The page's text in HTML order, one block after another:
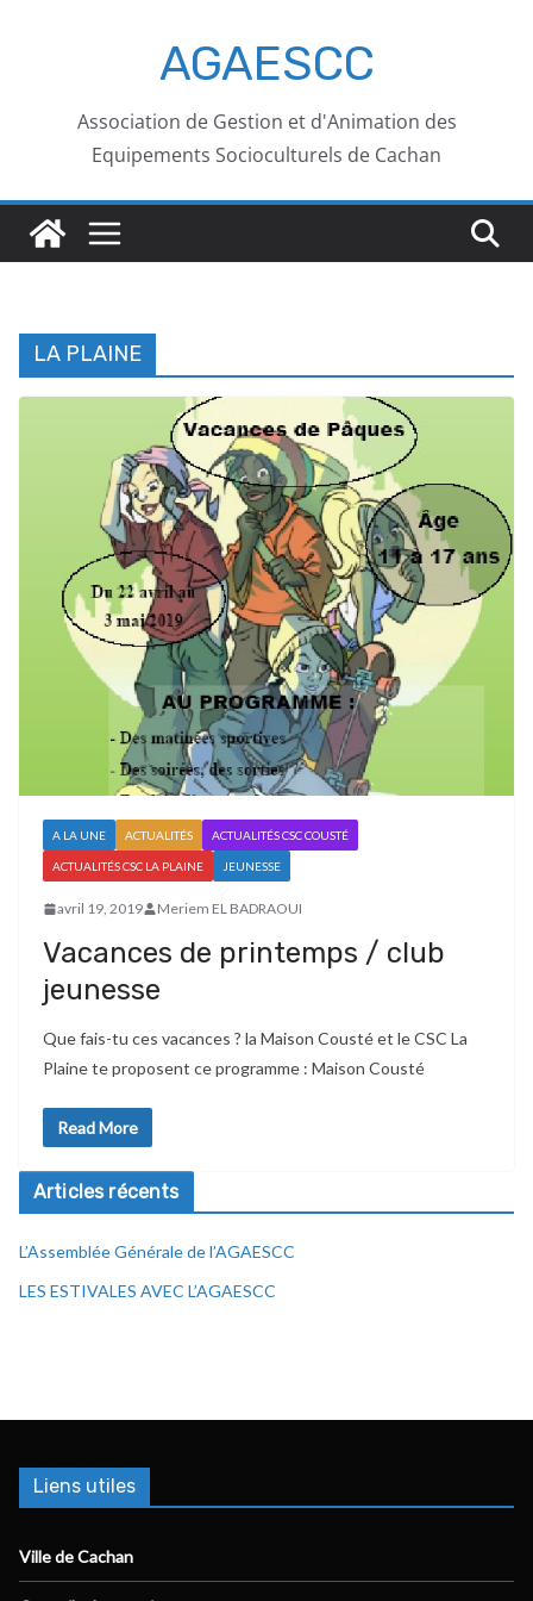
AGAESCC
Association de Gestion et d'Animation des
Equipements Socioculturels de Cachan
LA PLAINE
A LA UNE ACTUALITÉS ACTUALITÉS CSC COUSTÉ
ACTUALITÉS CSC LA PLAINE JEUNESSE
avril 19, 2019 Meriem EL BADRAOUI
Vacances de printemps / club
jeunesse
Que fais-tu ces vacances ? la Maison Cousté et le CSC La
Plaine te proposent ce programme : Maison Cousté
Read More
Articles récents
L’Assemblée Générale de l’AGAESCC
LES ESTIVALES AVEC L’AGAESCC
Liens utiles
Ville de Cachan